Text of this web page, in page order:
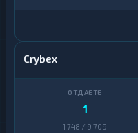
Crybex
1
1 748 / 9 709